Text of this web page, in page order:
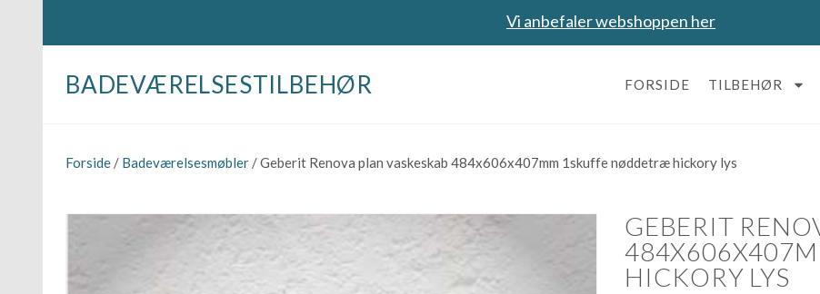
Vi anbefaler webshoppen her
BADEVÆRELSESTILBEHØR FORSIDE TILBEHØR
Forside / Badeværelsesmøbler / Geberit Renova plan vaskeskab 484x606x407mm 1skuffe nøddetræ hickory lys
GEBERIT
HICKORY LYS